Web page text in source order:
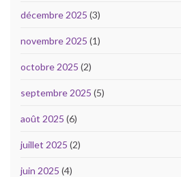
décembre 2025 (3)
novembre 2025 (1)
octobre 2025 (2)
septembre 2025 (5)
août 2025 (6)
juillet 2025 (2)
juin 2025 (4)